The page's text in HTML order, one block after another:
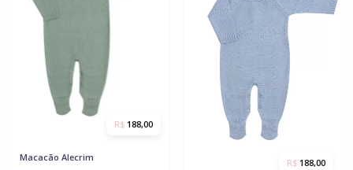
Macacão Alecrim
R$ 188,00
R$ 188,00